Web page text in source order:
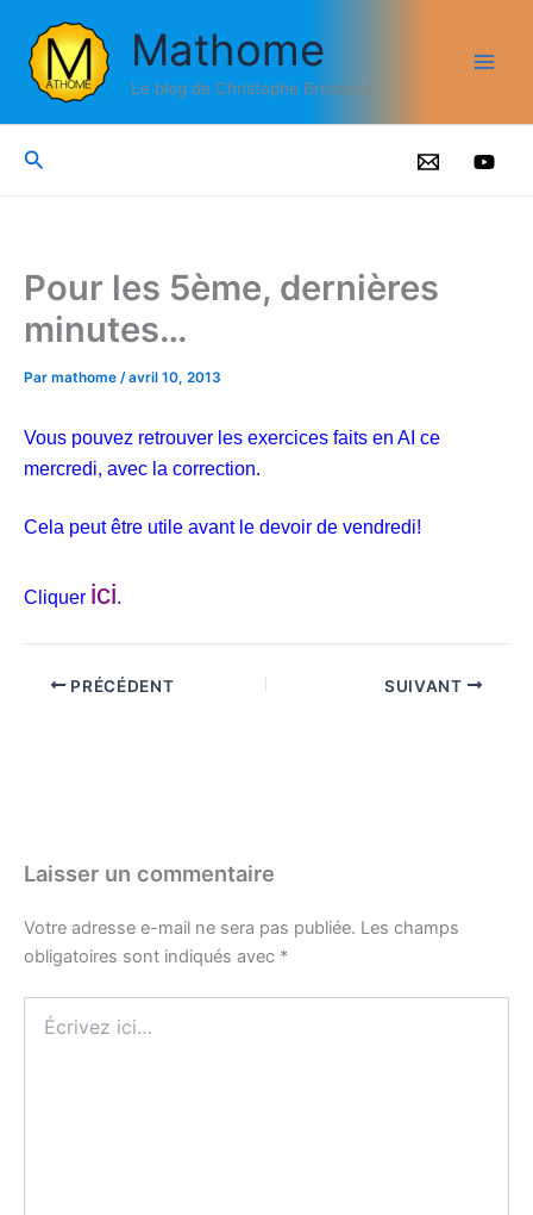
contenu
Mathome
Le blog de Christophe Brossard
Rechercher
Pour les 5ème, dernières
minutes…
Par mathome /avril 10, 2013
Vous pouvez retrouver les exercices faits en AI ce
mercredi, avec la correction.
Cela peut être utile avant le devoir de vendredi!
Cliquer ici.
PRÉCÉDENT SUIVANT
Laisser un commentaire
Votre adresse e-mail ne sera pas publiée. Les champs
obligatoires sont indiqués avec *
ici…